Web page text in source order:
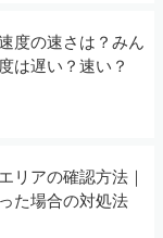
度の速さは？みん
は遅い？速い？
リアの確認方法｜
た場合の対処法